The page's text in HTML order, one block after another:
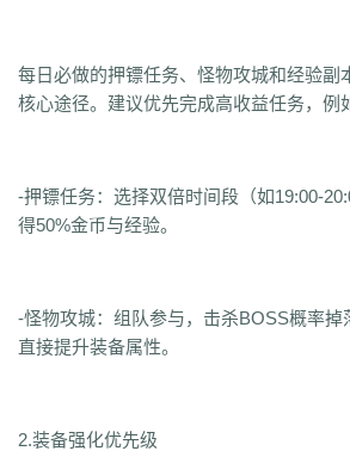
每日必做的押镖任务、怪物攻城和经验副
核心途径。建议优先完成高收益任务，例
-押镖任务：选择双倍时间段（如19:00-
得50%金币与经验。
-怪物攻城：组队参与，击杀BOSS概率掉
直接提升装备属性。
2.装备强化优先级